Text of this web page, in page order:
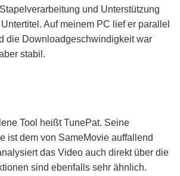
und Unterstützung
Auf meinem PC lief er parallel
die Downloadgeschwindigkeit war
stabil.
Tool heißt TunePat. Seine
ist dem von SameMovie auffallend
das Video auch direkt über die
sind ebenfalls sehr ähnlich.